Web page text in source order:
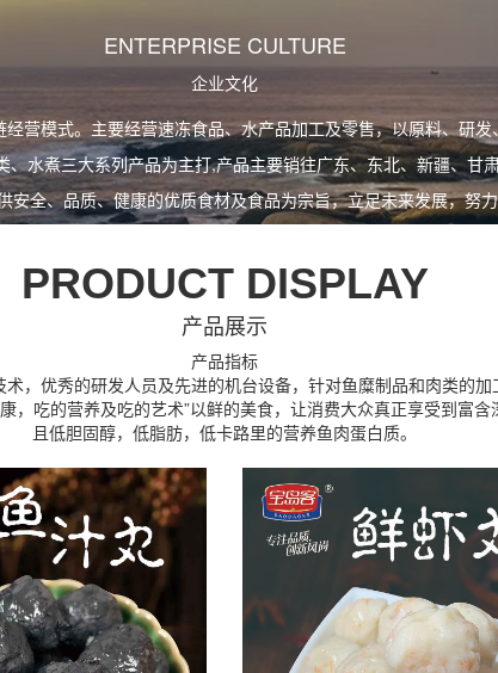
ENTERPRISE CULTURE
企业文化
营模式。主要经营速冻食品、水产品加工及零售，以原料、研
、水煮三大系列产品为主打,产品主要销往广东、东北、新疆、
全、品质、健康的优质食材及食品为宗旨，立足未来发展，努
PRODUCT DISPLAY
产品展示
产品指标
，优秀的研发人员及先进的机台设备，针对鱼糜制品和肉类的
，吃的营养及吃的艺术”以鲜的美食，让消费大众真正享受到富含
且低胆固醇，低脂肪，低卡路里的营养鱼肉蛋白质。